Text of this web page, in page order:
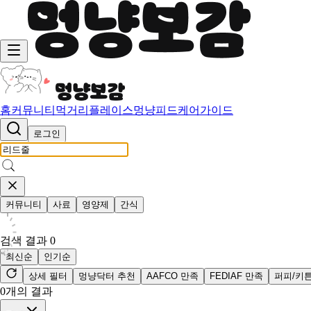
홈커뮤니티 먹거리 플레이스멍냥피드케어가이드
로그인
커뮤니티 사료 영양제 간식
검색 결과 0
최신순
인기순
상세 필터
멍냥닥터 추천 AAFCO 만족 FEDIAF 만족 퍼피/키
0개의 결과